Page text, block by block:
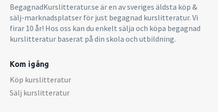
BegagnadKurslitteratur.se är en av sveriges äldsta köp &
sälj-marknadsplatser för just begagnad kurslitteratur. Vi
firar 10 år! Hos oss kan du enkelt sälja och köpa begagnad
kurslitteratur baserat på din skola och utbildning.
Kom igång
Köp kurslitteratur
Sälj kurslitteratur